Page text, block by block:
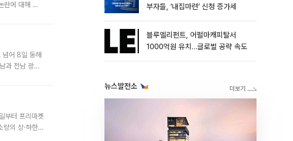
란에 대해 정
어 8일 동해
과 전남 광양
부터 프리마켓
량의 상·하한
부자들, ‘내집마련’ 신청 증가세
블루엘리펀트, 어펄마캐피탈서
1000억원 유치…글로벌 공략 속도
뉴스발전소